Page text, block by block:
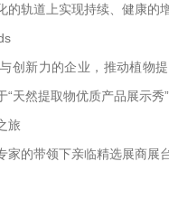
轨道上实现持续、健康的增
创新力的企业，推动植物
天然提取物优质产品展示秀
旅
家的带领下亲临精选展商